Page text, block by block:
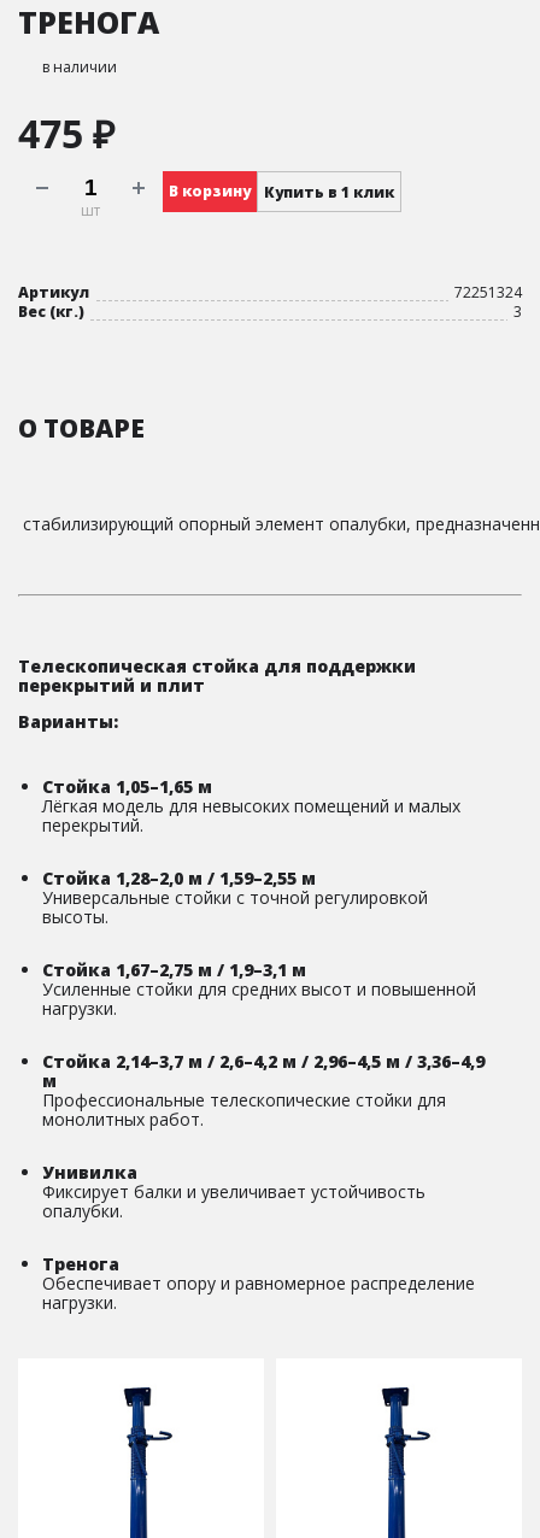
ТРЕНОГА
в наличии
475 ₽
шт
В корзину Купить в 1 клик
Артикул
72251324
Вес (кг.)
3
О ТОВАРЕ
стабилизирующий опорный элемент опалубки,
Телескопическая стойка для поддержки
перекрытий и плит
Варианты:
Стойка 1,05–1,65 м
Лёгкая модель для невысоких помещений и малых
перекрытий.
Стойка 1,28–2,0 м / 1,59–2,55 м
Универсальные стойки с точной регулировкой
высоты.
Стойка 1,67–2,75 м / 1,9–3,1 м
Усиленные стойки для средних высот и повышенной
нагрузки.
Стойка 2,14–3,7 м / 2,6–4,2 м / 2,96–4,5 м / 3,36–4,9
м
Профессиональные телескопические стойки для
монолитных работ.
Унивилка
Фиксирует балки и увеличивает устойчивость
опалубки.
Тренога
Обеспечивает опору и равномерное распределение
нагрузки.